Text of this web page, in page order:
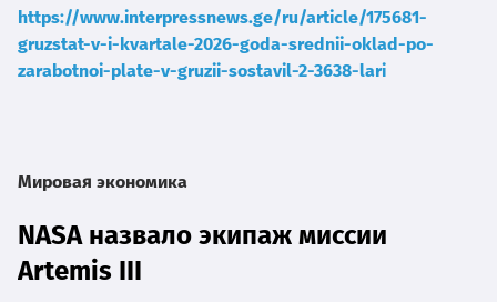
https://www.interpressnews.ge/ru/article/175681-
gruzstat-v-i-kvartale-2026-goda-srednii-oklad-po-
zarabotnoi-plate-v-gruzii-sostavil-2-3638-lari
Мировая экономика
NASA назвало экипаж миссии
Artemis III